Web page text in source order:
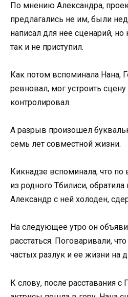
По мнению Александра,
предлагались не им, были
написал для нее сценарий,
так и не приступил.
Как потом вспоминала Нана,
ревновал, мог устроить
контролировал.
А разрыв произошел
семь лет совместной жизни.
Кикнадзе вспоминала, что
из родного Тбилиси,
Александр с ней холоден,
На следующее утро он
расстаться. Поговаривали,
частых разлук и ее жизни на
К слову, после расставания с